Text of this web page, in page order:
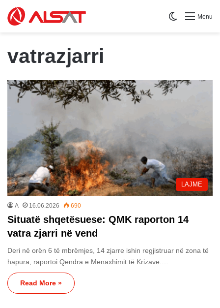
Menu
Switch skin
vatrazjarri
LAJME
A 16.06.2026 690
Situatë shqetësuese: QMK raporton 14
vatra zjarri në vend
Deri në orën 6 të mbrëmjes, 14 zjarre ishin regjistruar në zona të
hapura, raportoi Qendra e Menaxhimit të Krizave.…
Read More »